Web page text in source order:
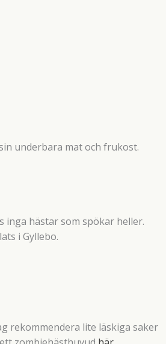
underbara mat och frukost.
inga hästar som spökar heller.
i Gyllebo.
rekommendera lite läskiga saker